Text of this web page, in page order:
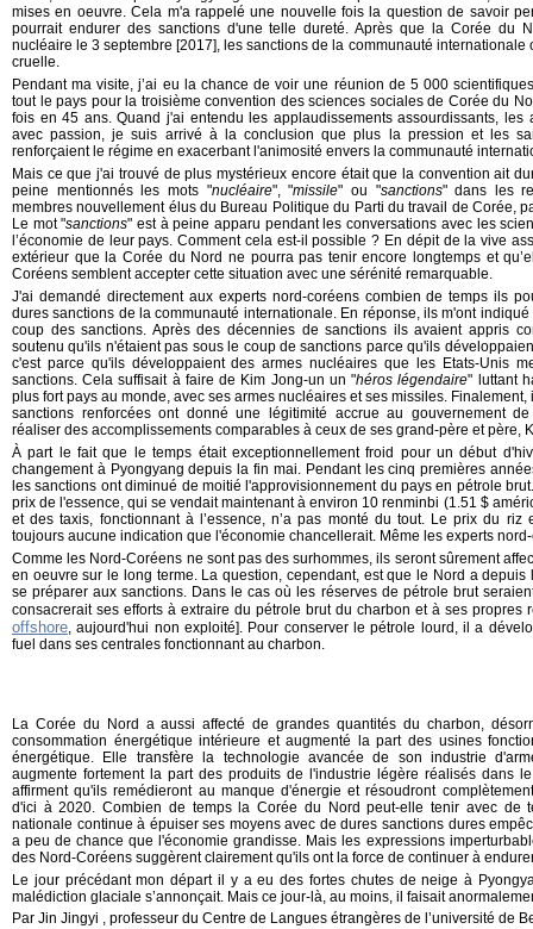
mises en oeuvre. Cela m'a rappelé une nouvelle fois la question de savoir
pourrait endurer des sanctions d'une telle dureté. Après que la Corée du
nucléaire le 3 septembre [2017], les sanctions de la communauté internationale
cruelle.
Pendant ma visite, j’ai eu la chance de voir une réunion de 5 000
tout le pays pour la troisième convention des sciences sociales de Corée du
fois en 45 ans. Quand j'ai entendu les applaudissements assourdissants, les
avec passion, je suis arrivé à la conclusion que plus la pression et les
renforçaient le régime en exacerbant l'animosité envers la communauté
Mais ce que j'ai trouvé de plus mystérieux encore était que la convention ait
peine mentionnés les mots "nucléaire", "missile" ou "sanctions" dans les
membres nouvellement élus du Bureau Politique du Parti du travail de Corée,
Le mot "sanctions" est à peine apparu pendant les conversations avec les
l’économie de leur pays. Comment cela est-il possible ? En dépit de la vive
extérieur que la Corée du Nord ne pourra pas tenir encore longtemps et
Coréens semblent accepter cette situation avec une sérénité remarquable.
J'ai demandé directement aux experts nord-coréens combien de temps ils
dures sanctions de la communauté internationale. En réponse, ils m'ont
coup des sanctions. Après des décennies de sanctions ils avaient appris
soutenu qu'ils n'étaient pas sous le coup de sanctions parce qu'ils
c'est parce qu'ils développaient des armes nucléaires que les Etats-Unis
sanctions. Cela suffisait à faire de Kim Jong-un un "héros légendaire" luttant
plus fort pays au monde, avec ses armes nucléaires et ses missiles.
sanctions renforcées ont donné une légitimité accrue au gouvernement
réaliser des accomplissements comparables à ceux de ses grand-père et père,
À part le fait que le temps était exceptionnellement froid pour un début
changement à Pyongyang depuis la fin mai. Pendant les cinq premières
les sanctions ont diminué de moitié l'approvisionnement du pays en pétrole
prix de l'essence, qui se vendait maintenant à environ 10 renminbi (1.51 $
et des taxis, fonctionnant à l’essence, n’a pas monté du tout. Le prix du riz
toujours aucune indication que l'économie chancellerait. Même les experts
Comme les Nord-Coréens ne sont pas des surhommes, ils seront sûrement
en oeuvre sur le long terme. La question, cependant, est que le Nord a
se préparer aux sanctions. Dans le cas où les réserves de pétrole brut
consacrerait ses efforts à extraire du pétrole brut du charbon et à ses propres
offshore, aujourd'hui non exploité]. Pour conserver le pétrole lourd, il a
fuel dans ses centrales fonctionnant au charbon.
La Corée du Nord a aussi affecté de grandes quantités du charbon,
consommation énergétique intérieure et augmenté la part des usines
énergétique. Elle transfère la technologie avancée de son industrie
augmente fortement la part des produits de l'industrie légère réalisés dans
affirment qu'ils remédieront au manque d'énergie et résoudront
d'ici à 2020. Combien de temps la Corée du Nord peut-elle tenir avec de
nationale continue à épuiser ses moyens avec de dures sanctions dures
a peu de chance que l'économie grandisse. Mais les expressions
des Nord-Coréens suggèrent clairement qu'ils ont la force de continuer à
Le jour précédant mon départ il y a eu des fortes chutes de neige à
malédiction glaciale s’annonçait. Mais ce jour-là, au moins, il faisait
Par Jin Jingyi , professeur du Centre de Langues étrangères de l’université de